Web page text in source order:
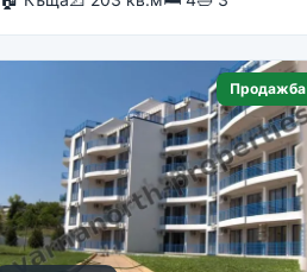
Продажба